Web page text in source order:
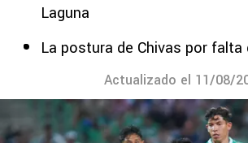
Laguna
La postura de Chivas por
Actualizado el 11/08/